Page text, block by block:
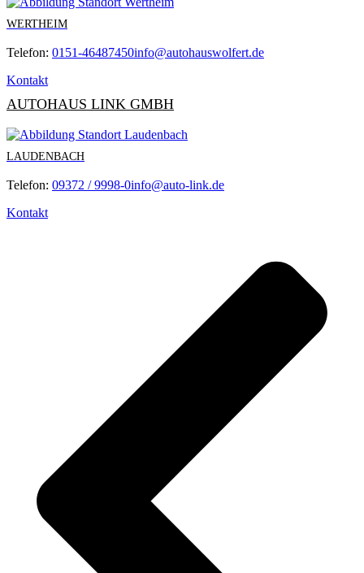
WERTHEIM
Telefon: 0151-46487450info@autohauswolfert.de
Kontakt
AUTOHAUS LINK GMBH
LAUDENBACH
Telefon: 09372 / 9998-0info@auto-link.de
Kontakt